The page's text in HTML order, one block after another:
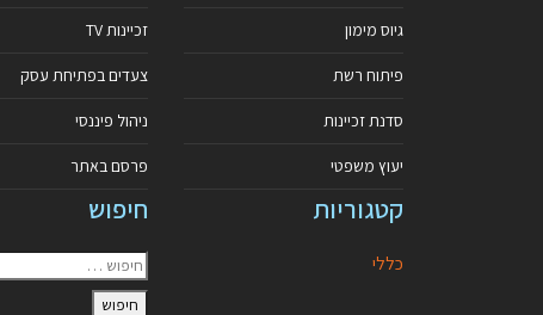
גיוס מימון
פיתוח רשת
סדנת זכיינות
יעוץ משפטי
זכיינות TV
צעדים בפתיחת עסק
ניהול פיננסי
פרסם באתר
קטגוריות
כללי
חיפוש